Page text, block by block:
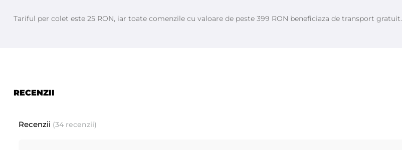
Tariful per colet este 25 RON, iar toate comenzile cu valoare de peste 399 RON beneficiaza de transport gratuit.
RECENZII
Recenzii (34 recenzii)